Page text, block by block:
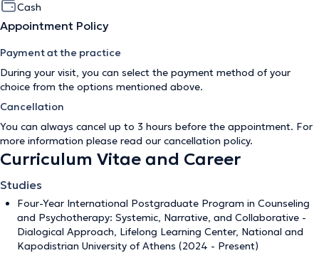
Cash
Appointment Policy
Payment at the practice
During your visit, you can select the payment method of your
choice from the options mentioned above.
Cancellation
You can always cancel up to 3 hours before the appointment. For
more information please read our cancellation policy.
Curriculum Vitae and Career
Studies
Four-Year International Postgraduate Program in Counseling
and Psychotherapy: Systemic, Narrative, and Collaborative -
Dialogical Approach, Lifelong Learning Center, National and
Kapodistrian University of Athens (2024 - Present)